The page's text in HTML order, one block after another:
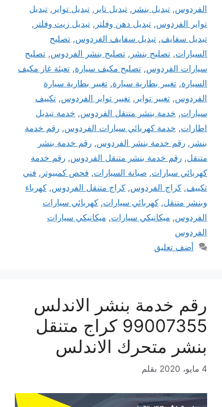
الفردوس, تبديل بنشر , تبديل تاير , تبديل تواير , تبديل
تواير الفردوس, تبديل دهن وفلتر , تبديل زيت وفلتر ,
تبديل سفايف, تبديل سفايف الفردوس, تصليح
السيارات, تصليح بنشر , تصليح بنشر الفردوس, تصليح
سيارات الفردوس, تصليح مكيف سيارة, تعبئة غاز مكيف
السيارة, تغيير بطارية سيارة, تغيير بطارية سيارة
الفردوس, تغيير تواير , تغيير تواير الفردوس, تكييف
سيارات, خدمة بنشر متنقل الفردوس, خدمة تبديل
اطارات, خدمة كهربائي سيارات الفردوس, رقم خدمة
بنشر , رقم خدمة بنشر الفردوس, رقم خدمة بنشر
متنقل, رقم خدمة بنشر متنقل الفردوس, رقم خدمة
كهربائي سيارات, صيانة السيارات, فحص كمبيوتر , فني
تكييف, كراج الفردوس, كراج متنقل الفردوس, كهرباء
وبنشر متنقل, كهربائي سيارات, كهربائي سيارات
الفردوس, ميكانيكي سيارات, ميكانيكي سيارات
الفردوس
أضف تعليق
رقم خدمة بنشر الاندلس
99007355 كراج متنقل
بنشر متحرك الاندلس
4 مايو، 2020 بقلم